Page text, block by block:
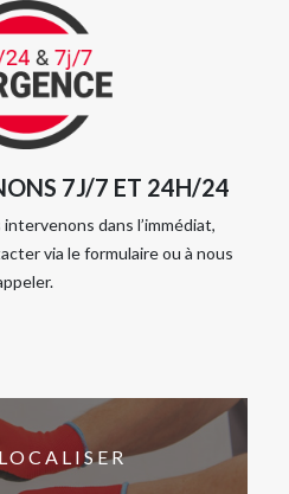
7J/7 ET 24H/24
intervenons dans l’immédiat,
via le formulaire ou à nous